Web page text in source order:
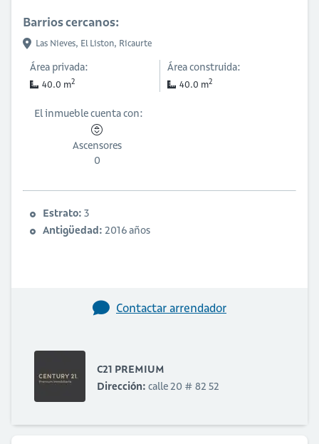
Barrios cercanos:
Las Nieves, El Liston, Ricaurte
Área privada:
40.0 m2
Área construida:
40.0 m2
El inmueble cuenta con:
Ascensores
0
Estrato: 3
Antigüedad: 2016 años
Contactar arrendador
C21 PREMIUM
Dirección: calle 20 # 82 52